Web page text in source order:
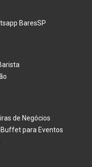
BaresSP
de Negócios
Buffet para Eventos